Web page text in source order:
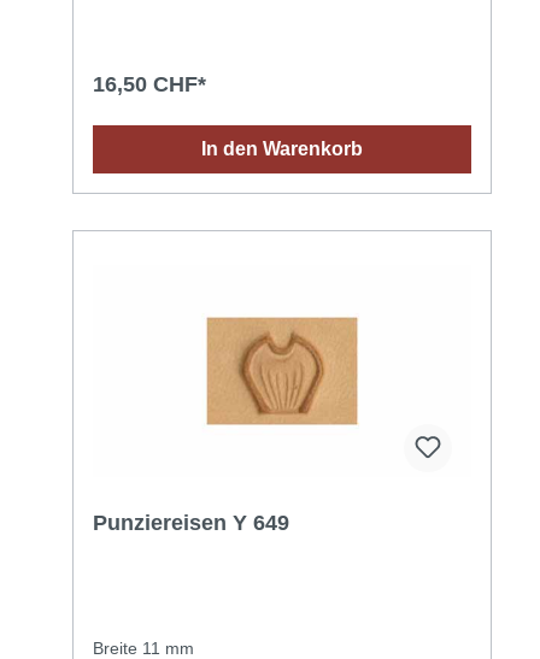
16,50 CHF*
In den Warenkorb
Punziereisen Y 649
Breite 11 mm